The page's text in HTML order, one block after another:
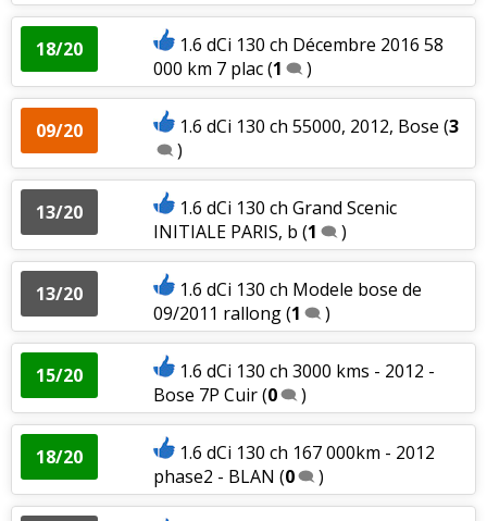
18/20
1.6 dCi 130 ch Décembre 2016 58
000 km 7 plac(1 )
09/20 1.6 dCi 130 ch 55000, 2012, Bose (3
)
13/20
1.6 dCi 130 ch Grand Scenic
INITIALE PARIS, b (1 )
13/20
1.6 dCi 130 ch Modele bose de
09/2011 rallong(1 )
15/20
1.6 dCi 130 ch 3000 kms - 2012 -
Bose 7P Cuir(0 )
18/20
1.6 dCi 130 ch 167 000km - 2012
phase2 - BLAN (0 )